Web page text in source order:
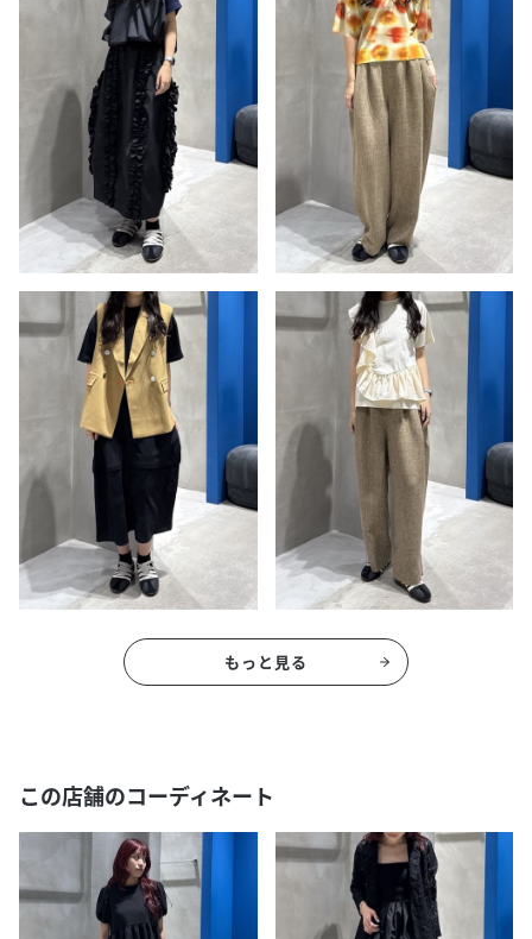
もっと見る
この店舗のコーディネート